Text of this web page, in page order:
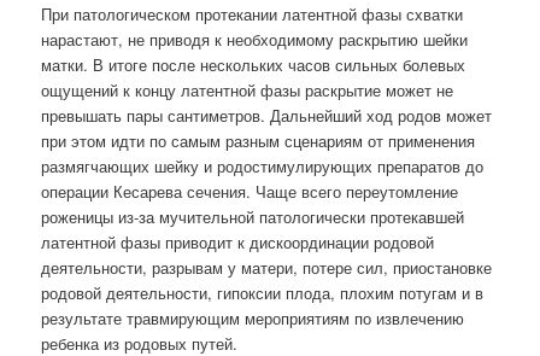
При патологическом протекании латентной фазы схватки
нарастают, не приводя к необходимому раскрытию шейки
матки. В итоге после нескольких часов сильных болевых
ощущений к концу латентной фазы раскрытие может не
превышать пары сантиметров. Дальнейший ход родов может
при этом идти по самым разным сценариям от применения
размягчающих шейку и родостимулирующих препаратов до
операции Кесарева сечения. Чаще всего переутомление
роженицы из-за мучительной патологически протекавшей
латентной фазы приводит к дискоординации родовой
деятельности, разрывам у матери, потере сил, приостановке
родовой деятельности, гипоксии плода, плохим потугам и в
результате травмирующим мероприятиям по извлечению
ребенка из родовых путей.